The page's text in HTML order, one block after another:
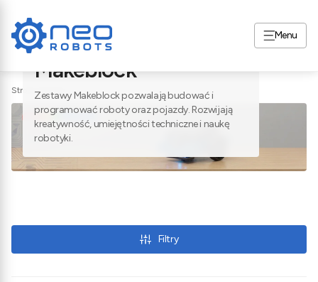
Menu
Strona główna
Liczba produktów na stronie:
Makeblock
Zestawy Makeblock pozwalają budować i
programować roboty oraz pojazdy. Rozwijają
kreatywność, umiejętności techniczne i naukę
robotyki.
Filtry